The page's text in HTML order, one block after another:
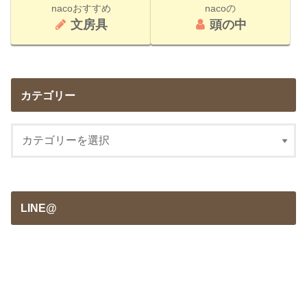
nacoおすすめ
文房具
nacoの
頭の中
カテゴリー
LINE@